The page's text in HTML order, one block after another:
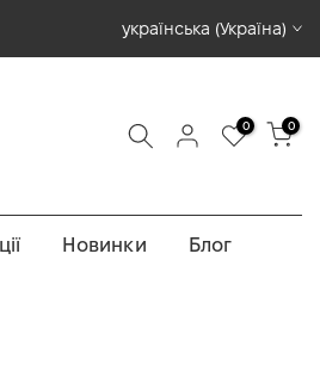
КОСМЕТИКАукраїнська (Україна)
0 0
Новинки Блог